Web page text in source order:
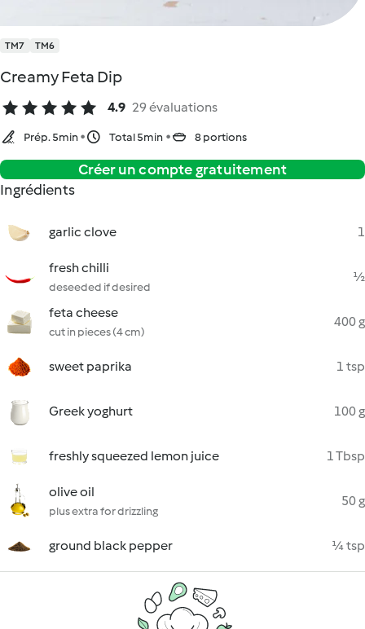
TM7 TM6
Creamy Feta Dip
4.9 29 évaluations
Prép. 5min Total 5min 8 portions
Créer un compte gratuitement
Ingrédients
garlic clove 1
fresh chilli
deseeded if desired
½
feta cheese
cut in pieces (4 cm)
400 g
sweet paprika 1 tsp
Greek yoghurt 100 g
freshly squeezed lemon juice 1 Tbsp
olive oil
plus extra for drizzling
50 g
ground black pepper ¼ tsp